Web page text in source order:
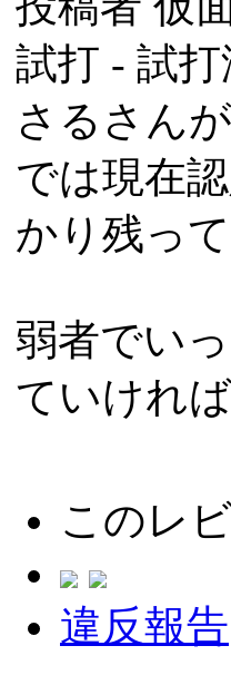
試打 - 試打
さるさん
では現在
かり残っ
弱者でい
ていけれ
このレ
違反報告